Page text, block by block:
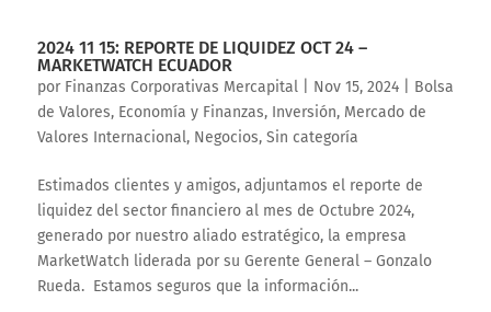
2024 11 15: REPORTE DE LIQUIDEZ OCT 24 –
MARKETWATCH ECUADOR
por Finanzas Corporativas Mercapital| Nov 15, 2024| Bolsa
de Valores, Economía y Finanzas, Inversión, Mercado de
Valores Internacional, Negocios, Sin categoría
Estimados clientes y amigos, adjuntamos el reporte de
liquidez del sector financiero al mes de Octubre 2024,
generado por nuestro aliado estratégico, la empresa
MarketWatch liderada por su Gerente General – Gonzalo
Rueda. Estamos seguros que la información...